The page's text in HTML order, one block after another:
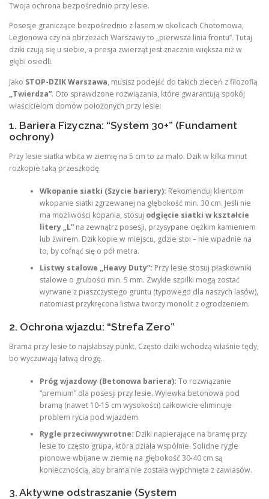
Twoja ochrona bezpośrednio przy lesie.
Posesje graniczące bezpośrednio z lasem w okolicach Chotomowa,
Legionowa czy na obrzeżach Warszawy to „pierwsza linia frontu”. Tutaj
dziki czują się u siebie, a presja zwierząt jest znacznie większa niż w
głębi osiedli.
Jako STOP-DZIK Warszawa, musisz podejść do takich zleceń z filozofią
„Twierdza”. Oto sprawdzone rozwiązania, które gwarantują spokój
właścicielom domów położonych przy lesie:
1. Bariera Fizyczna: “System 30+” (Fundament
ochrony)
Przy lesie siatka wbita w ziemię na 5 cm to za mało. Dzik w kilka minut
rozkopie taką przeszkodę.
Wkopanie siatki (Szycie bariery): Rekomenduj klientom
wkopanie siatki zgrzewanej na głębokość min. 30 cm. Jeśli nie
ma możliwości kopania, stosuj odgięcie siatki w kształcie
litery „L”na zewnątrz posesji, przysypane ciężkim kamieniem
lub żwirem. Dzik kopie w miejscu, gdzie stoi – nie wpadnie na
to, by cofnąć się o pół metra.
Listwy stalowe „Heavy Duty”: Przy lesie stosuj płaskowniki
stalowe o grubości min. 5 mm. Zwykłe szpilki mogą zostać
wyrwane z piaszczystego gruntu (typowego dla naszych lasów),
natomiast przykręcona listwa tworzy monolit z ogrodzeniem.
2. Ochrona wjazdu: “Strefa Zero”
Brama przy lesie to najsłabszy punkt. Często dziki wchodzą właśnie tędy,
bo wyczuwają łatwą drogę.
Próg wjazdowy (Betonowa bariera): To rozwiązanie
“premium” dla posesji przy lesie. Wylewka betonowa pod
bramą (nawet 10-15 cm wysokości) całkowicie eliminuje
problem rycia pod wjazdem.
Rygle przeciwwywrotne: Dziki napierające na bramę przy
lesie to często grupa, która działa wspólnie. Solidne rygle
pionowe wbijane w ziemię na głębokość 30-40 cm są
koniecznością, aby brama nie została wypchnięta z zawiasów.
3. Aktywne odstraszanie (System